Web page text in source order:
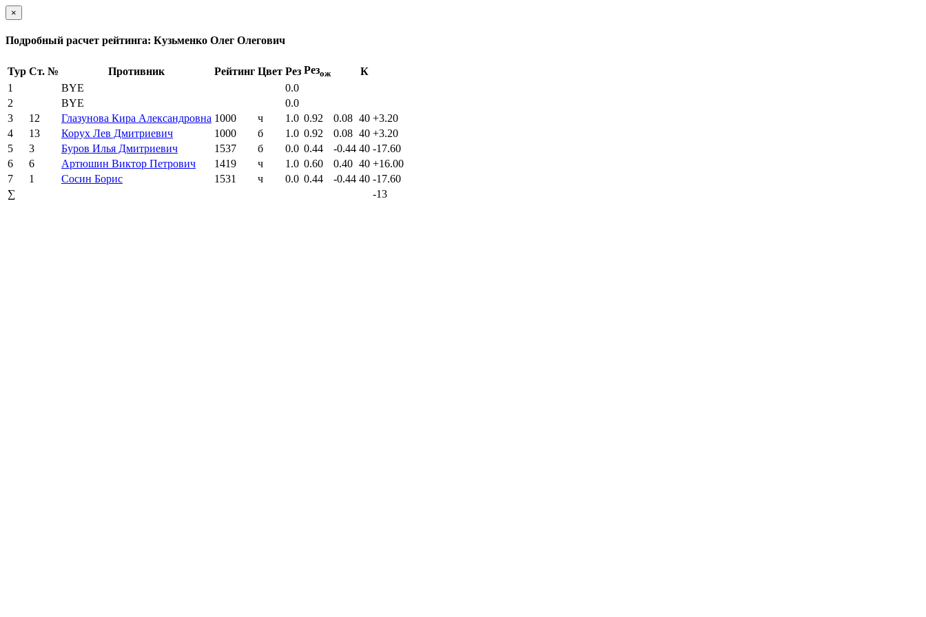
×
Подробный расчет рейтинга: Кузьменко Олег Олегович
Тур Ст. № Противник Рейтинг Цвет Рез Резож
К
1
BYE
0.0
2
BYE
0.0
3
12 Глазунова Кира Александровна 1000 ч 1.0 0.92 0.08 40 +3.20
4
13 Корух Лев Дмитриевич 1000 б 1.0 0.92 0.08 40 +3.20
5
3 Буров Илья Дмитриевич 1537 б 0.0 0.44 -0.44 40 -17.60
6
6 Артюшин Виктор Петрович 1419 ч 1.0 0.60 0.40 40 +16.00
7
1 Сосин Борис 1531 ч 0.0 0.44 -0.44 40 -17.60
∑
-13